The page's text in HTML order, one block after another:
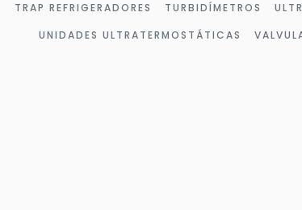
TRAP REFRIGERADORES TURBIDÍMETROS
UNIDADES ULTRATERMOSTÁTICAS